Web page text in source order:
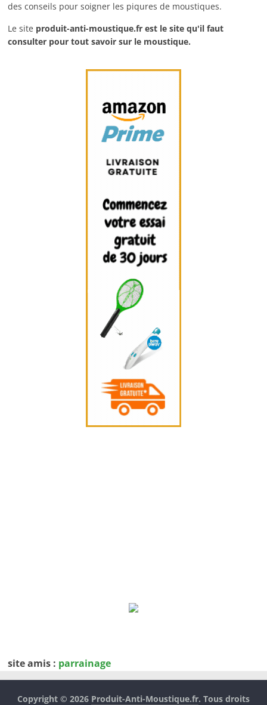
des conseils pour soigner les piqures de moustiques.
Le site produit-anti-moustique.fr est le site qu'il faut
consulter pour tout savoir sur le moustique.
site amis : parrainage
Copyright © 2026 Produit-Anti-Moustique.fr. Tous droits